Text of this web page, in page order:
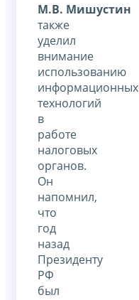
М.В. Мишустин
также
уделил
внимание
использованию
информационных
технологий
в
работе
налоговых
органов.
Он
напомнил,
что
год
назад
Президенту
РФ
был